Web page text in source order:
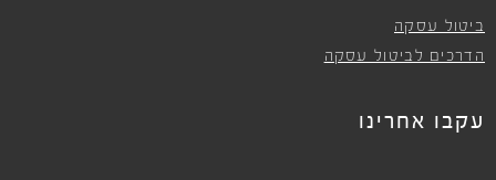
ביטול עסקה
הדרכים לביטול עסקה
עקבו אחרינו